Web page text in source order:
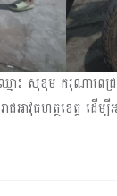
មោះ សុខុម ករុណាព
ាវុធហត្ថខេត្ត ដើម្បី